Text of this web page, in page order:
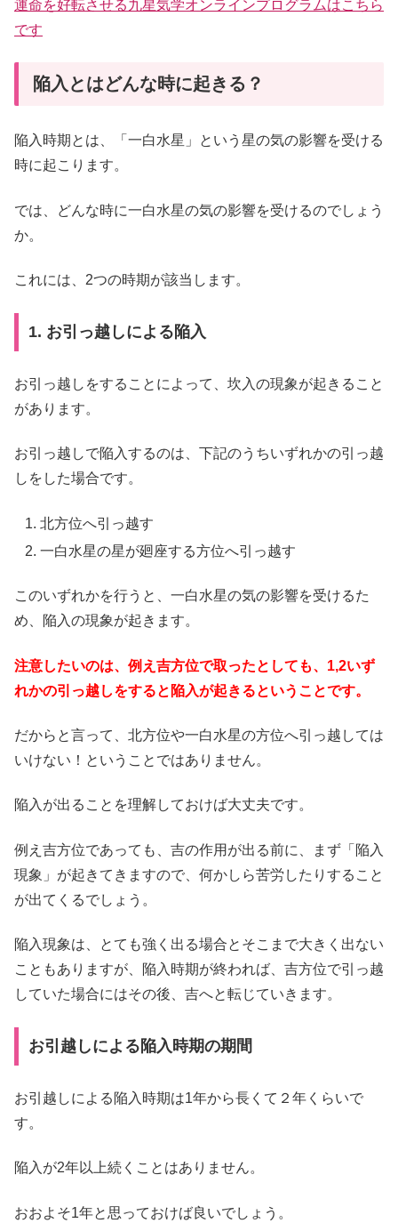
運命を好転させる九星気学オンラインプログラムはこちら
です
陥入とはどんな時に起きる？
陥入時期とは、「一白水星」という星の気の影響を受ける
時に起こります。
では、どんな時に一白水星の気の影響を受けるのでしょう
か。
これには、2つの時期が該当します。
1. お引っ越しによる陥入
お引っ越しをすることによって、坎入の現象が起きること
があります。
お引っ越しで陥入するのは、下記のうちいずれかの引っ越
しをした場合です。
北方位へ引っ越す
一白水星の星が廻座する方位へ引っ越す
このいずれかを行うと、一白水星の気の影響を受けるた
め、陥入の現象が起きます。
注意したいのは、例え吉方位で取ったとしても、1,2いず
れかの引っ越しをすると陥入が起きるということです。
だからと言って、北方位や一白水星の方位へ引っ越しては
いけない！ということではありません。
陥入が出ることを理解しておけば大丈夫です。
例え吉方位であっても、吉の作用が出る前に、まず「陥入
現象」が起きてきますので、何かしら苦労したりすること
が出てくるでしょう。
陥入現象は、とても強く出る場合とそこまで大きく出ない
こともありますが、陥入時期が終われば、吉方位で引っ越
していた場合にはその後、吉へと転じていきます。
お引越しによる陥入時期の期間
お引越しによる陥入時期は1年から長くて２年くらいで
す。
陥入が2年以上続くことはありません。
おおよそ1年と思っておけば良いでしょう。